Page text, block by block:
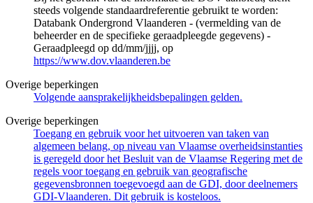
steeds volgende standaardreferentie gebruikt te worden:
Databank Ondergrond Vlaanderen - (vermelding van de
beheerder en de specifieke geraadpleegde gegevens) -
Geraadpleegd op dd/mm/jjjj, op
https://www.dov.vlaanderen.be
Overige beperkingen
Volgende aansprakelijkheidsbepalingen gelden.
Overige beperkingen
Toegang en gebruik voor het uitvoeren van taken van
algemeen belang, op niveau van Vlaamse overheidsinstanties
is geregeld door het Besluit van de Vlaamse Regering met de
regels voor toegang en gebruik van geografische
gegevensbronnen toegevoegd aan de GDI, door deelnemers
GDI-Vlaanderen. Dit gebruik is kosteloos.